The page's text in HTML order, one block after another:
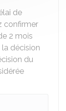
de
confirmer
2 mois
décision
du